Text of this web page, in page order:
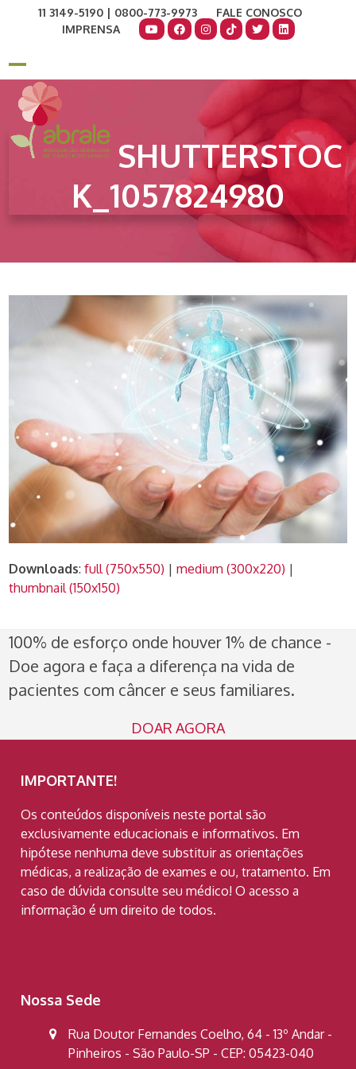
11 3149-5190 | 0800-773-9973
FALE CONOSCO
IMPRENSA
Open
mobile
menu
Close
mobile
menu
SHUTTERSTOC
K_1057824980
Downloads:full (750x550) |medium (300x220) |
thumbnail (150x150)
100% de esforço onde houver 1% de chance -
Doe agora e faça a diferença na vida de
pacientes com câncer e seus familiares.
DOAR AGORA
IMPORTANTE!
Os conteúdos disponíveis neste portal são
exclusivamente educacionais e informativos. Em
hipótese nenhuma deve substituir as orientações
médicas, a realização de exames e ou, tratamento. Em
caso de dúvida consulte seu médico! O acesso a
informação é um direito de todos.
Nossa Sede
Rua Doutor Fernandes Coelho, 64 - 13º Andar -
Pinheiros - São Paulo-SP - CEP: 05423-040